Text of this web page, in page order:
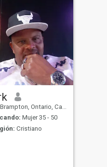
Brampton, Ontario, Canadá
Mujer 35 - 50
Cristiano